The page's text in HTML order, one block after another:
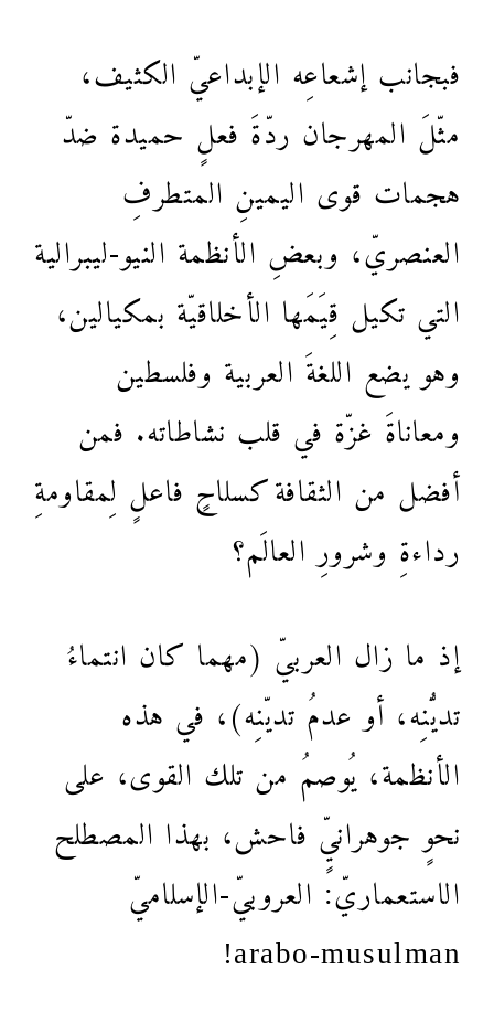
فبجانب إشعاعِه الإبداعيّ الكثيف،
مثّلَ المهرجان ردّةَ فعلٍ حميدة ضدّ
هجمات قوى اليمينِ المتطرفِ
العنصريّ، وبعضِ الأنظمة النيو-ليبرالية
التي تكيل قِيَمَها الأخلاقيّة بمكيالين،
وهو يضع اللغةَ العربية وفلسطين
ومعاناةَ غزّة في قلب نشاطاته. فمن
أفضل من الثقافة كسلاحٍ فاعلٍ لِمقاومةِ
رداءةِ وشرورِ العالَم؟
إذ ما زال العربيّ (مهما كان انتماءُ
تديُّنِه، أو عدمُ تديّنِه)، في هذه
الأنظمة، يُوصمُ من تلك القوى، على
نحوٍ جوهرانيٍّ فاحش، بهذا المصطلح
الاستعماريّ: العروبيّ-الإسلاميّ
arabo-musulman!